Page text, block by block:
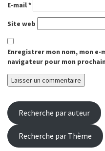
E-mail*
Site web
Enregistrer mon nom, mon e-
navigateur pour mon
Recherche par auteur
Recherche par Thème